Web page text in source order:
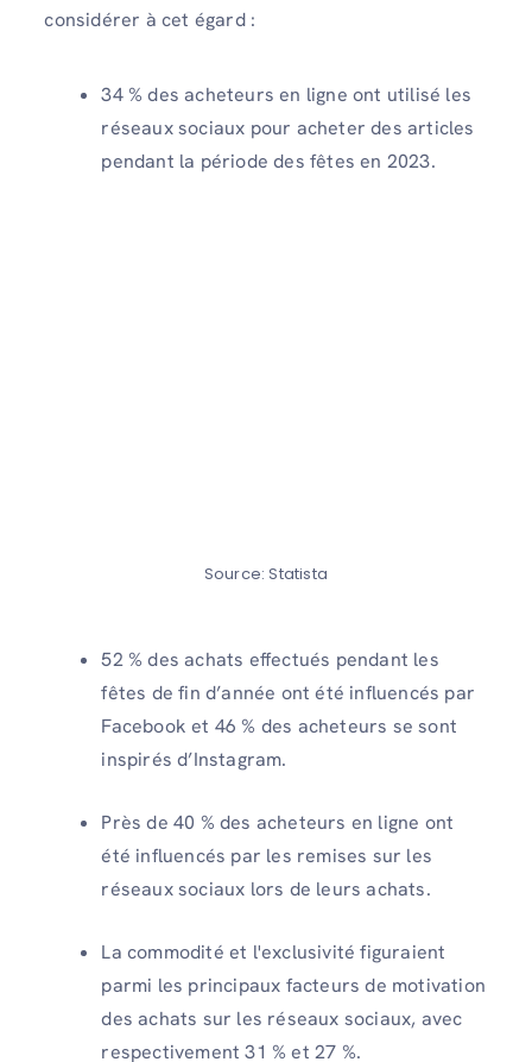
considérer à cet égard :
34 % des acheteurs en ligne ont utilisé les
réseaux sociaux pour acheter des articles
pendant la période des fêtes en 2023.
Source: Statista
52 % des achats effectués pendant les
fêtes de fin d’année ont été influencés par
Facebook et 46 % des acheteurs se sont
inspirés d’Instagram.
Près de 40 % des acheteurs en ligne ont
été influencés par les remises sur les
réseaux sociaux lors de leurs achats.
La commodité et l'exclusivité figuraient
parmi les principaux facteurs de motivation
des achats sur les réseaux sociaux, avec
respectivement 31 % et 27 %.